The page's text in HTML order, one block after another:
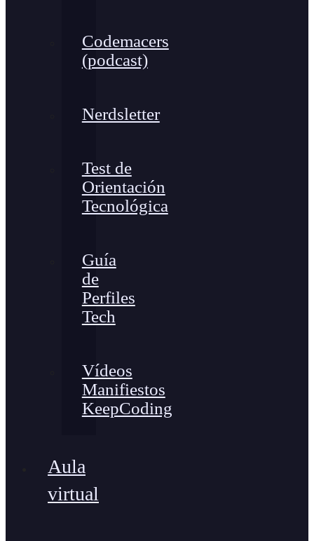
Codemacers
(podcast)
Nerdsletter
Test de
Orientación
Tecnológica
Guía
de
Perfiles
Tech
Vídeos
Manifiestos
KeepCoding
Aula
virtual